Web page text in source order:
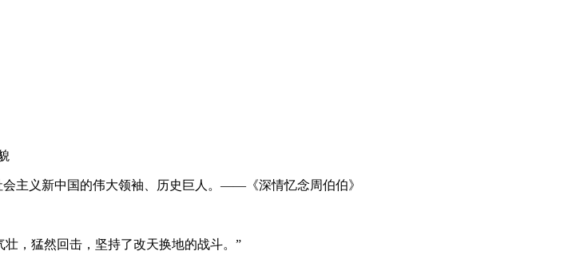
主义新中国的伟大领袖、历史巨人。——《深情忆念周伯伯》
，猛然回击，坚持了改天换地的战斗。”